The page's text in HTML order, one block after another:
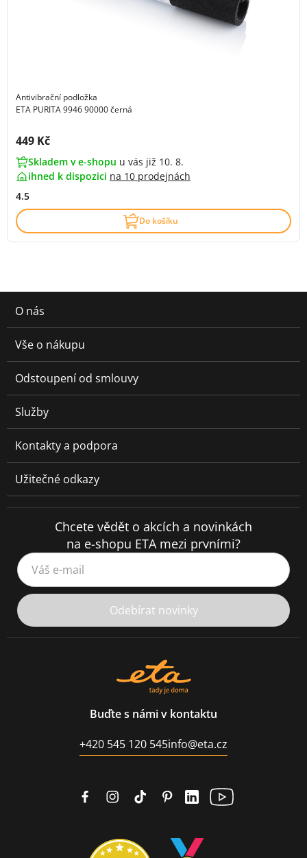
Antivibrační podložka
ETA PURITA 9946 90000 černá
Cena s DPH:
449 Kč
Skladem v e-shopu u vás již 10. 8.
ihned k dispozici na 10 prodejnách
4.5
Do košíku
O nás
Vše o nákupu
Odstoupení od smlouvy
Služby
Kontakty a podpora
Užitečné odkazy
Chcete vědět o akcích a novinkách
na e-shopu ETA mezi prvními?
Váš e-mail
Odebírat novinky
Buďte s námi v kontaktu
+420 545 120 545info@eta.cz